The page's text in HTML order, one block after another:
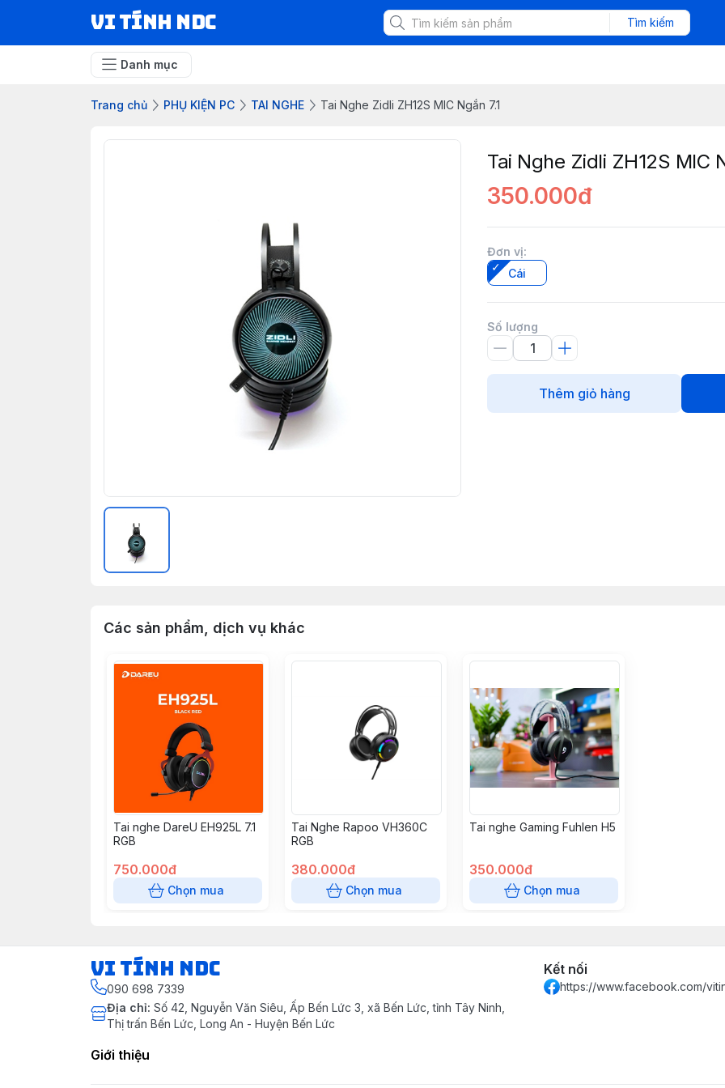
VI TÍNH NDC Tìm kiếm
Danh mục
Trang chủ PHỤ KIỆN PC TAI NGHE Tai Nghe Zidli ZH12S MIC Ngắn 7.1
Tai Nghe Zidli ZH12S MIC
350.000đ
Đơn vị:
Cái
Số lượng
Thêm giỏ hàng
Các sản phẩm, dịch vụ khác
Tai nghe DareU EH925L 7.1
RGB
750.000đ
Chọn mua
Tai Nghe Rapoo VH360C
RGB
380.000đ
Chọn mua
Tai nghe Gaming Fuhlen H5
350.000đ
Chọn mua
VI TÍNH NDC
090 698 7339
Địa chỉ: Số 42, Nguyễn Văn Siêu, Ấp Bến Lức 3, xã Bến Lức, tỉnh Tây Ninh,
Thị trấn Bến Lức, Long An - Huyện Bến Lức
Kết nối
https://www.facebook.com/
Giới thiệu